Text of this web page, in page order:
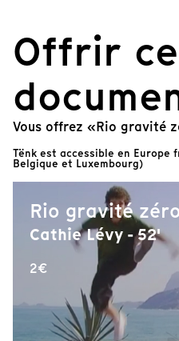
Offrir ce
Vous offrez «Rio gravité
Tënk est accessible en Europe
Belgique et Luxembourg)
Rio gravité zéro
Cathie Lévy - 52'
2€